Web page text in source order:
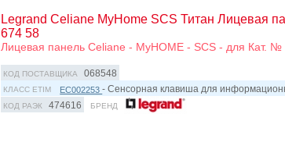
Legrand Celiane MyHome SCS Титан Лицевая
674 58
Лицевая панель Celiane - MyHOME - SCS - для Кат. №
КОД ПОСТАВЩИКА 068548
КЛАСС ETIM EC002253- Сенсорная клавиша для
КОД РАЭК 474616 БРЕНД